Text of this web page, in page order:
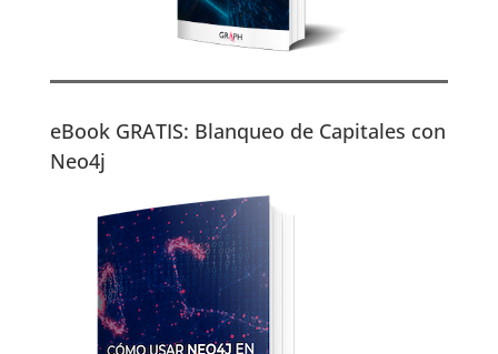
eBook GRATIS: Blanqueo de Capitales con
Neo4j